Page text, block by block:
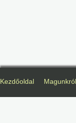
Kezdőoldal Magunkról